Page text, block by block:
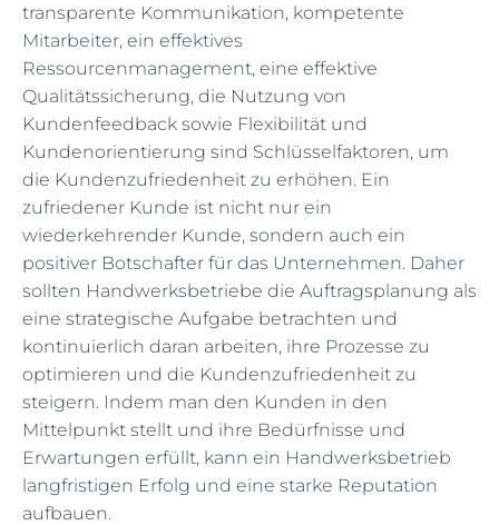
transparente Kommunikation, kompetente
Mitarbeiter, ein effektives
Ressourcenmanagement, eine effektive
Qualitätssicherung, die Nutzung von
Kundenfeedback sowie Flexibilität und
Kundenorientierung sind Schlüsselfaktoren, um
die Kundenzufriedenheit zu erhöhen. Ein
zufriedener Kunde ist nicht nur ein
wiederkehrender Kunde, sondern auch ein
positiver Botschafter für das Unternehmen. Daher
sollten Handwerksbetriebe die Auftragsplanung als
eine strategische Aufgabe betrachten und
kontinuierlich daran arbeiten, ihre Prozesse zu
optimieren und die Kundenzufriedenheit zu
steigern. Indem man den Kunden in den
Mittelpunkt stellt und ihre Bedürfnisse und
Erwartungen erfüllt, kann ein Handwerksbetrieb
langfristigen Erfolg und eine starke Reputation
aufbauen.